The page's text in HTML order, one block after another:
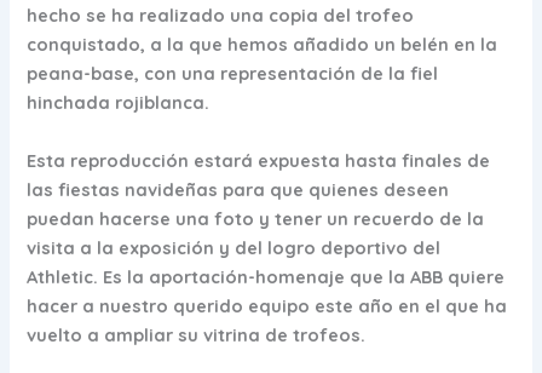
hecho se ha realizado una copia del trofeo
conquistado, a la que hemos añadido un belén en la
peana-base, con una representación de la fiel
hinchada rojiblanca.
Esta reproducción estará expuesta hasta finales de
las fiestas navideñas para que quienes deseen
puedan hacerse una foto y tener un recuerdo de la
visita a la exposición y del logro deportivo del
Athletic. Es la aportación-homenaje que la ABB quiere
hacer a nuestro querido equipo este año en el que ha
vuelto a ampliar su vitrina de trofeos.